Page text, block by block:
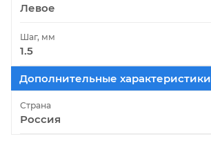
Левое
Шаг, мм
1.5
Дополнительные характеристики
Страна
Россия